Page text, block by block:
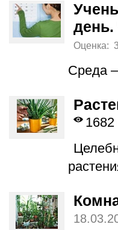
день.
Оценка:
Среда
1682